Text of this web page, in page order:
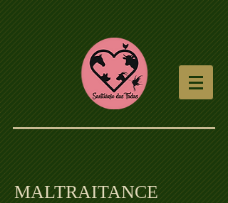
MALTRAITANCE